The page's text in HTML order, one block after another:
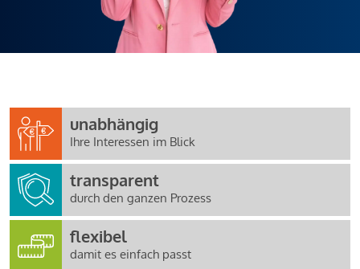
unabhängig
Ihre Interessen im Blick
transparent
durch den ganzen Prozess
flexibel
damit es einfach passt